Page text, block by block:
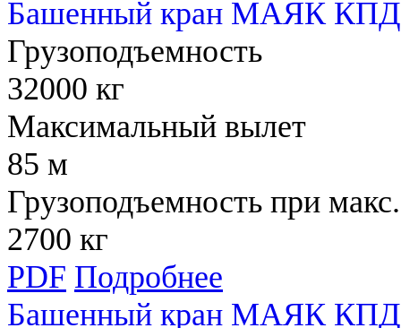
Башенный кран МАЯК КПД
Грузоподъемность
32000 кг
Максимальный вылет
85 м
Грузоподъемность при
2700 кг
PDF Подробнее
Башенный кран МАЯК КПД